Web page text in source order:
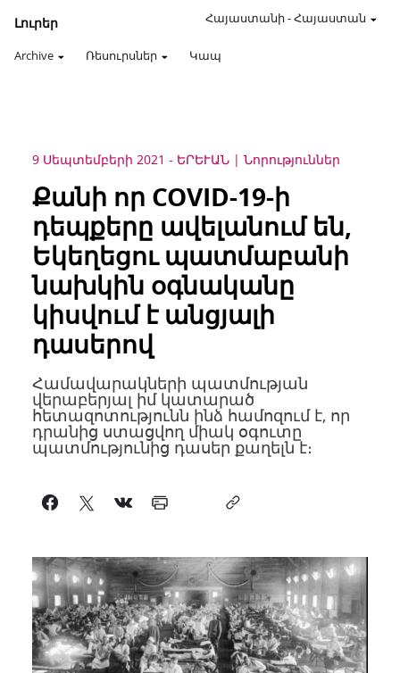
Լուրեր
Archive Ռեսուրսներ Կապ
Հայաստանի-Հայաստան
9 Սեպտեմբերի 2021 - ԵՐԵՒԱՆ Նորություններ
Քանի որ COVID-19-ի
դեպքերը ավելանում են,
Եկեղեցու պատմաբանի
նախկին օգնականը
կիսվում է անցյալի
դասերով
Համավարակների պատմության
վերաբերյալ իմ կատարած
հետազոտությունն ինձ համոզում է, որ
դրանից ստացվող միակ օգուտը
պատմությունից դասեր քաղելն է։